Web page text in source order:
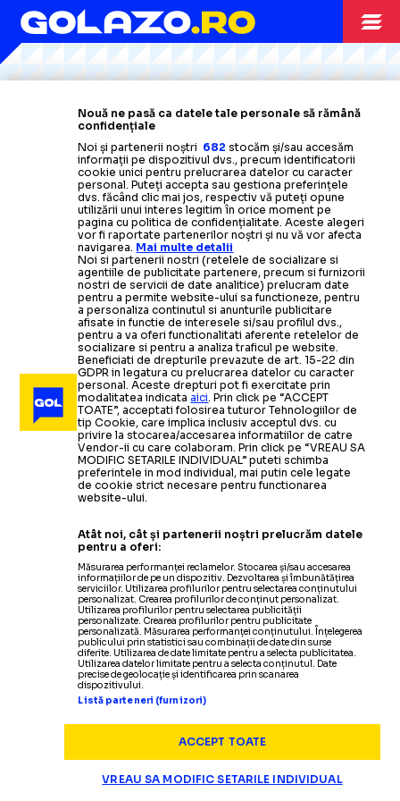
Citește mai mult
Citește mai mult
Citește mai mult
Citește mai mult
Citește mai mult
26.10.2025
„NU SUNT POLITICIAN” Zverev, despreMastersul din
Arabia Saudită:„Joc oriunde, e minunat pentru noi”
16.10.2025
CERE CA ATP SĂ SCHIMBE REGULAMENTUL Un fost
finalist de la Wimbledons-arevoltatdupă
experiențele trăite în Asia: „Nici nu ne venea să
credem!”
15.10.2025
CASĂ NOUĂ PENTRU PARIS MASTERS Competiția de
tenis se va desfășura în locul în care David Popovic a
aurul olimpic
12.10.2025
FABULOSUL
VACHEROT
VIDEO.Monegascul venit din
calificări a câștigat turneul
Masters 1000 ATPde la Shanghai
»Și-a triplat averea în 14 zile!
Citește mai mult
10.10.2025
URA MECIURILE CU
RAFA
Un fost câștigător de Grand Slam,
despreefectul Nadal:„Doar îl
prezenta și simțeam că pierd”
Citește mai mult
08.10.2025
„VREȚI SĂ MOARĂ UN JUCĂTOR?” ATP ar putea
introduceo nouă regulă,după ce Rune, Djokovic și
Sinner au fost doborâți de căldură
07.10.2025
DJOKOVIC LUPTĂ CU PROPRIUL CORP
sferturi la Shanghai după un meci în care a acuzat
L-adepășit pe Roger Federer
05.10.2025
IEȘIRE NERVOASĂ
Tensiuni la Shanghai
01.10.2025
MONFILSȘI-A
ANUNȚAT
RETRAGEREA
Veteranul francez a stabilit când
30.09.2025
MEDVEDEV A
RĂBUFNIT
Sportivul russ-acertat cu arbitrul
Nouă ne pasă ca datele tale personale să rămână
confidențiale
Noi și partenerii noștri 682 stocăm și/sau accesăm
informații pe dispozitivul dvs., precum identificatorii
cookie unici pentru prelucrarea datelor cu caracter
personal. Puteți accepta sau gestiona preferințele
dvs. făcând clic mai jos, respectiv vă puteți opune
utilizării unui interes legitim în orice moment pe
pagina cu politica de confidențialitate. Aceste alegeri
vor fi raportate partenerilor noștri și nu vă vor afecta
navigarea. Mai multe detalii
Noi si partenerii nostri (retelele de socializare si
agentiile de publicitate partenere, precum si furnizorii
nostri de servicii de date analitice) prelucram date
pentru a permite website-ului sa functioneze, pentru
a personaliza continutul si anunturile publicitare
afisate in functie de interesele si/sau profilul dvs.,
pentru a va oferi functionalitati aferente retelelor de
socializare si pentru a analiza traficul pe website.
Beneficiati de drepturile prevazute de art. 15-22 din
GDPR in legatura cu prelucrarea datelor cu caracter
personal. Aceste drepturi pot fi exercitate prin
modalitatea indicataaici . Prin click pe “ACCEPT
TOATE”, acceptati folosirea tuturor Tehnologiilor de
tip Cookie, care implica inclusiv acceptul dvs. cu
privire la stocarea/accesarea informatiilor de catre
Vendor-ii cu care colaboram. Prin click pe “VREAU SA
MODIFIC SETARILE INDIVIDUAL” puteti schimba
preferintele in mod individual, mai putin cele legate
de cookie strict necesare pentru functionarea
website-ului.
Atât noi, cât și partenerii noștri prelucrăm datele
pentru a oferi:
Măsurarea performanței reclamelor. Stocarea și/sau accesarea
informațiilor de pe un dispozitiv. Dezvoltarea și îmbunătățirea
serviciilor. Utilizarea profilurilor pentru selectarea conținutului
personalizat. Crearea profilurilor de conținut personalizat.
Utilizarea profilurilor pentru selectarea publicității
personalizate. Crearea profilurilor pentru publicitate
personalizată. Măsurarea performanței conținutului. Înțelegerea
publicului prin statistici sau combinații de date din surse
diferite. Utilizarea de date limitate pentru a selecta publicitatea.
Utilizarea datelor limitate pentru a selecta conținutul. Date
precise de geolocație și identificarea prin scanarea
dispozitivului.
Listă parteneri (furnizori)
ACCEPT TOATE
VREAU SA MODIFIC SETARILE INDIVIDUAL